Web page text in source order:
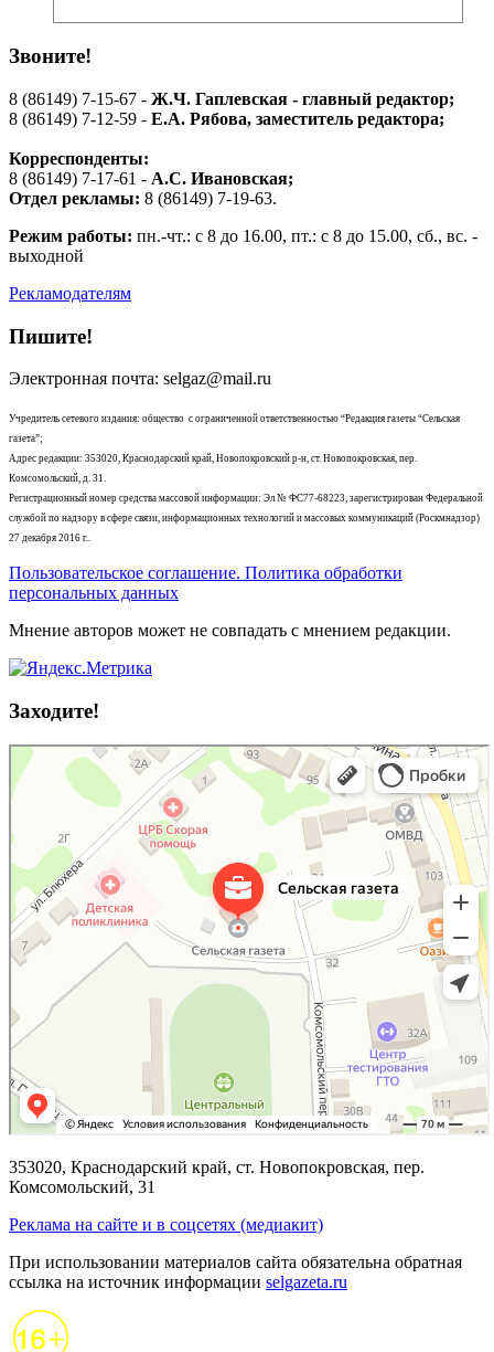
Звоните!
8 (86149) 7-15-67 - Ж.Ч. Гаплевская - главный редактор;
8 (86149) 7-12-59 - Е.А. Рябова, заместитель редактора;
Корреспонденты:
8 (86149) 7-17-61 - А.С. Ивановская;
Отдел рекламы: 8 (86149) 7-19-63.
Режим работы: пн.-чт.: с 8 до 16.00, пт.: с 8 до 15.00, сб., вс. -
выходной
Рекламодателям
Пишите!
Электронная почта: selgaz@mail.ru
Учредитель сетевого издания: общество с ограниченной ответственностью “Редакция газеты “Сельская
газета”;
Адрес редакции: 353020, Краснодарский край, Новопокровский р-н, ст. Новопокровская, пер.
Комсомольский, д. 31.
Регистрационный номер средства массовой информации: Эл № ФС77-68223, зарегистрирован Федеральной
службой по надзору в сфере связи, информационных технологий и массовых коммуникаций (Роскмнадзор)
27 декабря 2016 г..
Пользовательское соглашение. Политика обработки
персональных данных
Мнение авторов может не совпадать с мнением редакции.
Заходите!
353020, Краснодарский край, ст. Новопокровская, пер.
Комсомольский, 31
Реклама на сайте и в соцсетях (медиакит)
При использовании материалов сайта обязательна обратная
ссылка на источник информации selgazeta.ru